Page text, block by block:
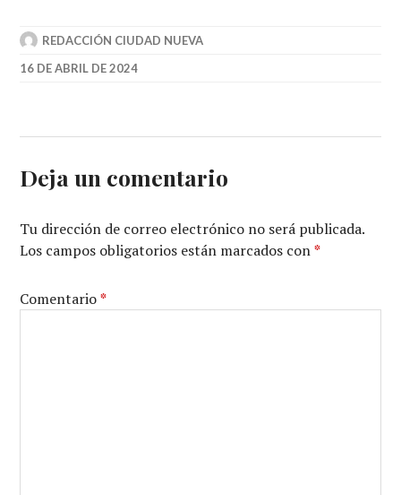
REDACCIÓN CIUDAD NUEVA
16 DE ABRIL DE 2024
Deja un comentario
Tu dirección de correo electrónico no será publicada.
Los campos obligatorios están marcados con*
Comentario*